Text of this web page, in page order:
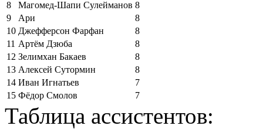
8
Магомед-Шапи Сулейманов 8
9
Ари
8
10 Джефферсон Фарфан
8
11 Артём Дзюба
8
12 Зелимхан Бакаев
8
13 Алексей Сутормин
8
14 Иван Игнатьев
7
15 Фёдор Смолов 7
Таблица ассистентов: